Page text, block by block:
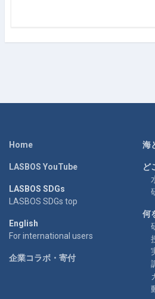
Home
LASBOS YouTube
LASBOS SDGs
LASBOS SDGs top
English
For international users
企業コラボ・寄付
海
ど
何